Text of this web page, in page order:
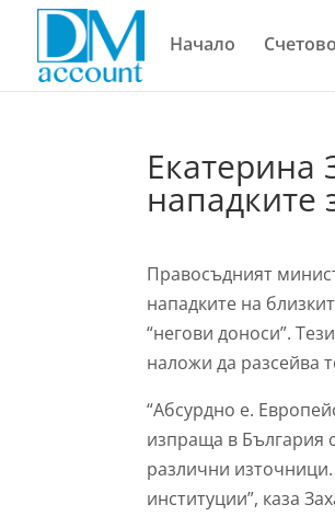
Начало
Екатерина
нападките
Правосъдният
нападките на
“негови доноси”.
наложи да разсейва
“Абсурдно е.
изпраща в България
различни
институции”, каза